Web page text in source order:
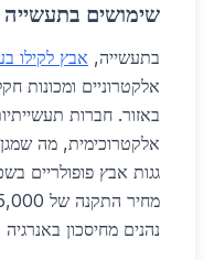
שימושים בתעשייה
בתעשייה, אבץ לקילו
אלקטרוניים ומכונות
באזור. חברות
אלקטרוכימית, מה שמגן
נהנים מחיסכון